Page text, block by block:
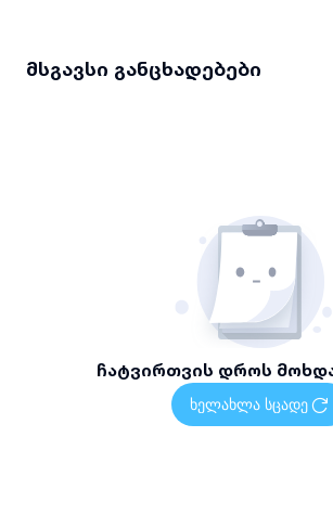
მსგავსი განცხადებები
ჩატვირთვის დროს
ხელახლა სცადე